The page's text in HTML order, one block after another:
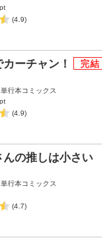
(4.9)
カーチャン！
行本コミックス
(4.9)
んの推しは小さい
行本コミックス
(4.7)